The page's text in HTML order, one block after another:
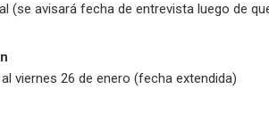
(se avisará fecha de entrevista luego de
viernes 26 de enero (fecha extendida)